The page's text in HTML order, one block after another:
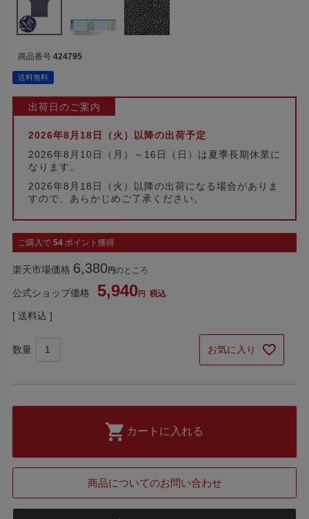
商品番号 424795
送料無料
出荷日のご案内
2026年8月18日（火）以降の出荷予定
2026年8月10日（月）～16日（日）は夏季長期休業に
なります。
2026年8月18日（火）以降の出荷になる場合がありま
すので、あらかじめご了承ください。
ご購入で 54 ポイント獲得
楽天市場価格 6,380 のところ
公式ショップ価格 5,940 税込
送料込
お気に入り
カートに入れる
商品についてのお問い合わせ